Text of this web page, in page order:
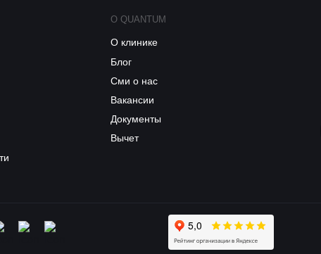
О QUANTUM
О клинике
Блог
Сми о нас
Вакансии
Документы
Вычет